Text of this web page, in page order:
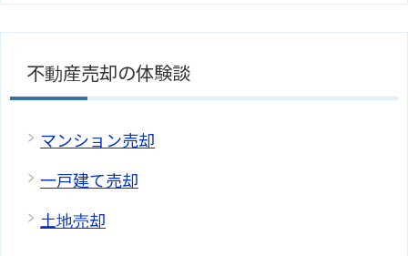
不動産売却の体験談
マンション売却
一戸建て売却
土地売却